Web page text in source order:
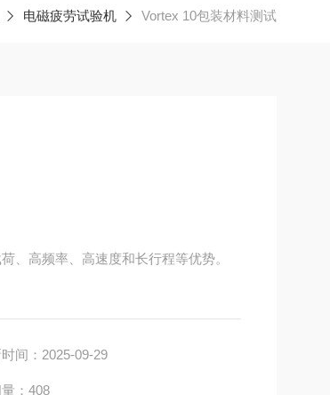
电磁疲劳试验机 Vortex 10包装材料测试
、高频率、高速度和长行程等优势。
间：2025-09-29
：408